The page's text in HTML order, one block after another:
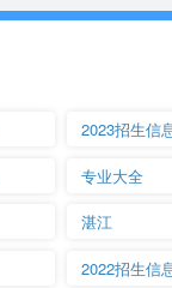
2023招生信
专业大全
湛江
2022招生信